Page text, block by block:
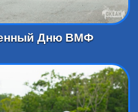
Дню ВМФ